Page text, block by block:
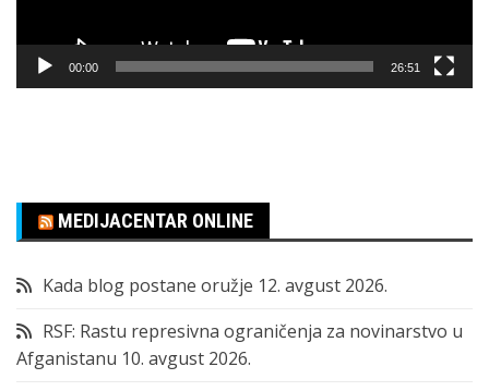
00:00 26:51
MEDIJACENTAR ONLINE
Kada blog postane oružje 12. avgust 2026.
RSF: Rastu represivna ograničenja za novinarstvo u
Afganistanu 10. avgust 2026.